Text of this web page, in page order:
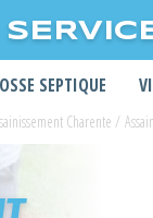
SEPTIQUE
Charente /